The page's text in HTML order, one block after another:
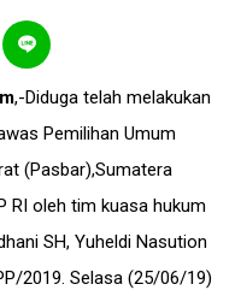
,-Diduga telah melakukan
Pemilihan Umum
(Pasbar),Sumatera
RI oleh tim kuasa hukum
SH, Yuheldi Nasution
2019. Selasa (25/06/19)